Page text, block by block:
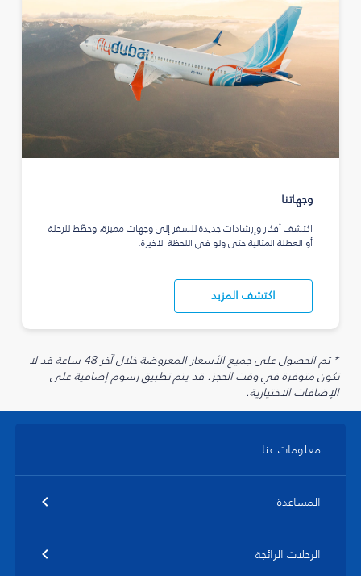
وجهاتنا
اكتشف أفكار وإرشادات جديدة للسفر إلى وجهات مميزة، وخطّط للرحلة
أو العطلة المثالية حتى ولو في اللحظة الأخيرة.
اكتشف المزيد
* تم الحصول على جميع الأسعار المعروضة خلال آخر 48 ساعة قد لا
تكون متوفرة في وقت الحجز. قد يتم تطبيق رسوم إضافية على
الإضافات الاختيارية.
معلومات عنا
المساعدة
الرحلات الرائجة